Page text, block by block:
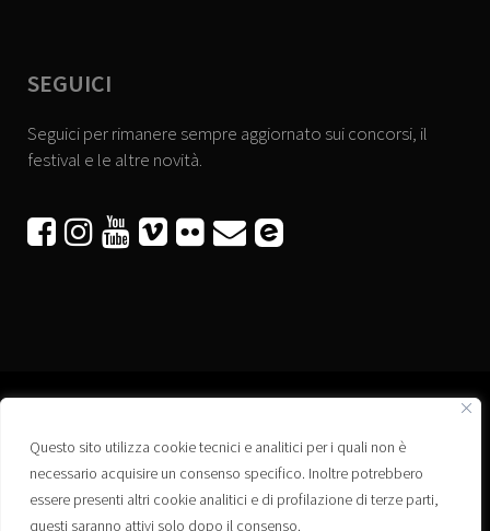
Questo sito utilizza cookie tecnici e analitici per i quali non è
necessario acquisire un consenso specifico. Inoltre potrebbero
essere presenti altri cookie analitici e di profilazione di terze parti,
questi saranno attivi solo dopo il consenso.
SEGUICI
Seguici per rimanere sempre aggiornato sui concorsi, il
festival e le altre novità.
     
Associazione “Corti a Ponte” APS
Via Wagner, 42 - 35020 Ponte San Nicolò (PD)
C.F. 92223660280
Privacy policy